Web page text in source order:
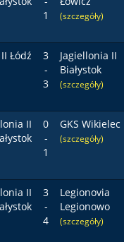
1
(szczegóły)
Łódź
3
-
3
Jagiellonia II
Białystok
(szczegóły)
II
0
-
1
GKS Wikielec
(szczegóły)
II
3
-
4
Legionovia
Legionowo
(szczegóły)